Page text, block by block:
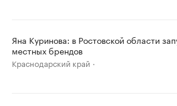
Яна Куринова: в Ростовской области
местных брендов
Краснодарский край